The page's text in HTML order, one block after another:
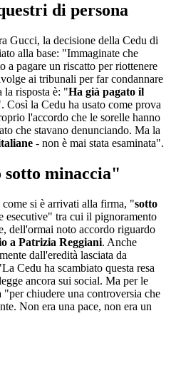
di persona
Gucci, la decisione della Cedu di
alla base: "Immaginate che
a pagare un riscatto per riottenere
ai tribunali per far condannare
la risposta è: "Ha già pagato il
Così la Cedu ha usato come prova
l'accordo che le sorelle hanno
che stavano denunciando. Ma la
- non è mai stata esaminata".
minaccia"
si è arrivati alla firma, "sotto
esecutive" tra cui il pignoramento
dell'ormai noto accordo riguardo
a Patrizia Reggiani. Anche
dall'eredità lasciata da
Cedu ha scambiato questa resa
ancora sui social. Ma per le
"per chiudere una controversia che
Non era una pace, non era un